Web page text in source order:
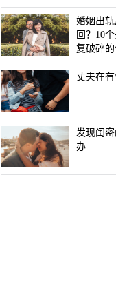
婚姻出
回？10
复破碎
丈夫在
发现闺
办